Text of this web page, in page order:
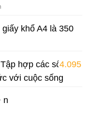
khổ A4 là 350
hợp các số tự
với cuộc sống
4.095
n